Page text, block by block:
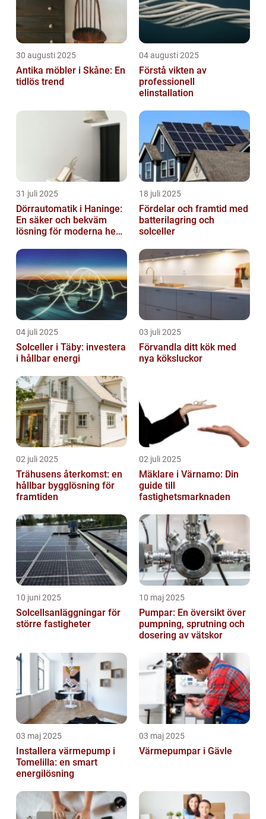
30 augusti 2025
Antika möbler i Skåne: En
tidlös trend
04 augusti 2025
Förstå vikten av
professionell
elinstallation
31 juli 2025
Dörrautomatik i Haninge:
En säker och bekväm
lösning för moderna hem
18 juli 2025
Fördelar och framtid med
batterilagring och
solceller
04 juli 2025
Solceller i Täby: investera
i hållbar energi
03 juli 2025
Förvandla ditt kök med
nya köksluckor
02 juli 2025
Trähusens återkomst: en
hållbar bygglösning för
framtiden
02 juli 2025
Mäklare i Värnamo: Din
guide till
fastighetsmarknaden
10 juni 2025
Solcellsanläggningar för
större fastigheter
10 maj 2025
Pumpar: En översikt över
pumpning, sprutning och
dosering av vätskor
03 maj 2025
Installera värmepump i
Tomelilla: en smart
energilösning
03 maj 2025
Värmepumpar i Gävle